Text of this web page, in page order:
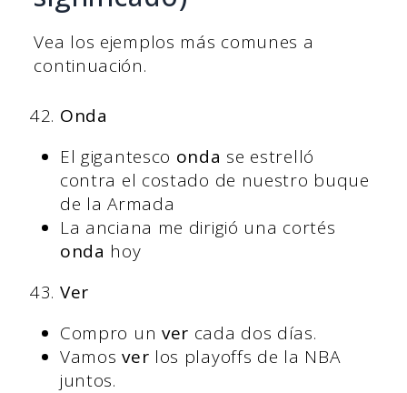
Vea los ejemplos más comunes a
continuación.
Onda
El gigantesco onda se estrelló
contra el costado de nuestro buque
de la Armada
La anciana me dirigió una cortés
onda hoy
Ver
Compro un ver cada dos días.
Vamosver los playoffs de la NBA
juntos.